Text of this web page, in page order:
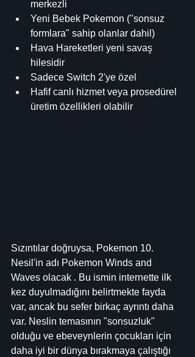
merkezli
Yeni Bebek Pokemon ("sonsuz
formlara" sahip olanlar dahil)
Hava Hareketleri yeni savaş
hilesidir
Sadece Switch 2'ye özel
Hafif canlı hizmet veya prosedürel
üretim özellikleri olabilir
Sızıntılar doğruysa, Pokemon 10.
Nesil'in adı Pokemon Winds and
Waves olacak . Bu ismin internette ilk
kez duyulmadığını belirtmekte fayda
var, ancak bu sefer birkaç ayrıntı daha
var. Neslin temasının "sonsuzluk"
olduğu ve ebeveynlerin çocukları için
daha iyi bir dünya bırakmaya çalıştığı